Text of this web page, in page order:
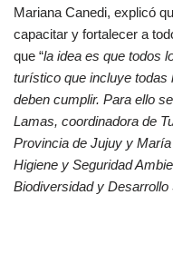
Mariana Canedi, explicó
capacitar y fortalecer a
que “la idea es que todos
turístico que incluye todas
deben cumplir. Para ello
Lamas, coordinadora de
Provincia de Jujuy y
Higiene y Seguridad
Biodiversidad y Desarrollo